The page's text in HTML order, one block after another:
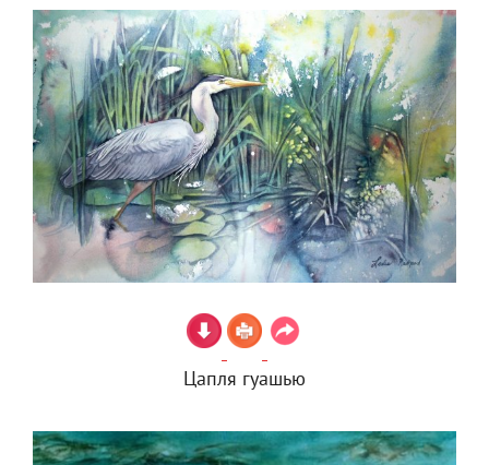
Цапля гуашью